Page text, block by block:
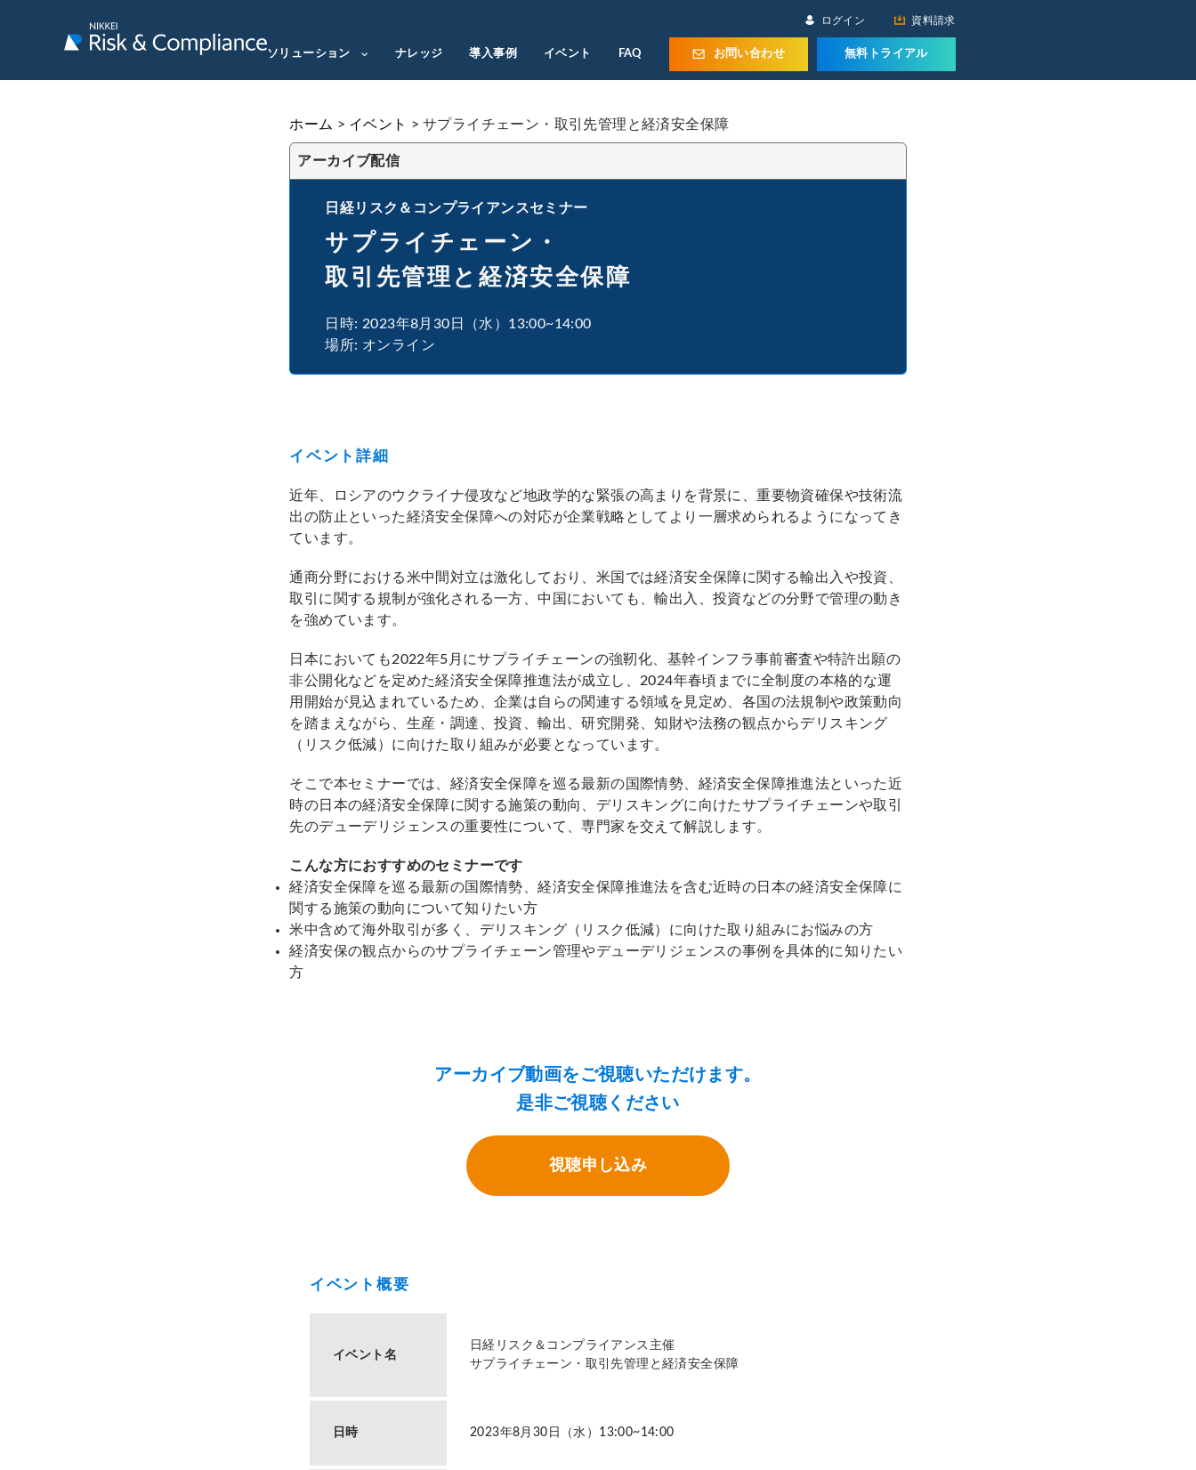
ログイン
日経リスク&コンプライアンス
資料請求
ソリューション ナレッジ 導入事例 イベント FAQ お問い合わせ 無料トライアル
ホーム > イベント > サプライチェーン・取引先管理と経済安全保障
アーカイブ配信
日経リスク＆コンプライアンスセミナー
サプライチェーン・
取引先管理と経済安全保障
日時: 2023年8月30日（水）13:00~14:00
場所: オンライン
イベント詳細
近年、ロシアのウクライナ侵攻など地政学的な緊張の高まりを背景に、重要物資確保や技術流
出の防止といった経済安全保障への対応が企業戦略としてより一層求められるようになってき
ています。
通商分野における米中間対立は激化しており、米国では経済安全保障に関する輸出入や投資、
取引に関する規制が強化される一方、中国においても、輸出入、投資などの分野で管理の動き
を強めています。
日本においても2022年5月にサプライチェーンの強靭化、基幹インフラ事前審査や特許出願の
非公開化などを定めた経済安全保障推進法が成立し、2024年春頃までに全制度の本格的な運
用開始が見込まれているため、企業は自らの関連する領域を見定め、各国の法規制や政策動向
を踏まえながら、生産・調達、投資、輸出、研究開発、知財や法務の観点からデリスキング
（リスク低減）に向けた取り組みが必要となっています。
そこで本セミナーでは、経済安全保障を巡る最新の国際情勢、経済安全保障推進法といった近
時の日本の経済安全保障に関する施策の動向、デリスキングに向けたサプライチェーンや取引
先のデューデリジェンスの重要性について、専門家を交えて解説します。
こんな方におすすめのセミナーです
経済安全保障を巡る最新の国際情勢、経済安全保障推進法を含む近時の日本の経済安全保障に
関する施策の動向について知りたい方
米中含めて海外取引が多く、デリスキング（リスク低減）に向けた取り組みにお悩みの方
経済安保の観点からのサプライチェーン管理やデューデリジェンスの事例を具体的に知りたい
方​​
アーカイブ動画をご視聴いただけます。
是非ご視聴ください
視聴申し込み
イベント概要
イベント名
日経リスク＆コンプライアンス主催
サプライチェーン・取引先管理と経済安全保障
日時 2023年8月30日（水）13:00~14:00